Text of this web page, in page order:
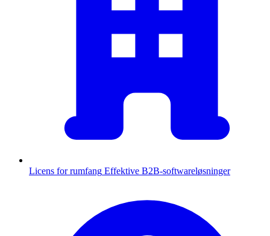
Licens for rumfang Effektive B2B-softwareløsninger